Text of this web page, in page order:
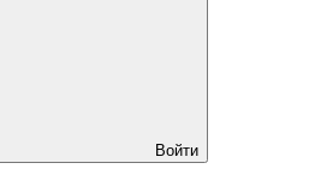
Войти